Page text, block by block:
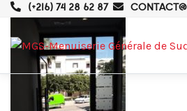
(+216) 74 28 62 87